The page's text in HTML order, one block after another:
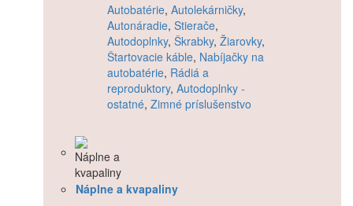
Autobatérie, Autolekárničky,
Autonáradie, Stierače,
Autodoplnky, Škrabky, Žiarovky,
Štartovacie káble, Nabíjačky na
autobatérie, Rádiá a
reproduktory, Autodoplnky -
ostatné, Zimné príslušenstvo
Náplne a kvapaliny